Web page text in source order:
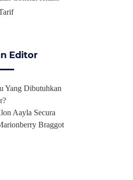
Editor
Yang Dibutuhkan
Aayla Secura
Braggot